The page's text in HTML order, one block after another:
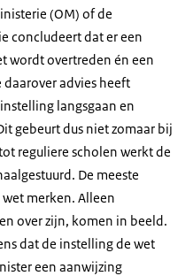
(OM) of de
concludeert dat er een
wordt overtreden én een
advies heeft
langsgaan en
gebeurt dus niet zomaar bij
reguliere scholen werkt de
De meeste
merken. Alleen
over zijn, komen in beeld.
dat de instelling de wet
een aanwijzing